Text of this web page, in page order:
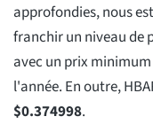
approfondies, nous
franchir un niveau de
avec un prix
l'année. En outre,
$0.374998.